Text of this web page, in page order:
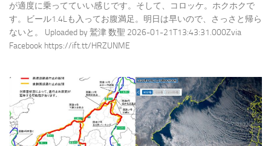
が適度に乗ってていい感じです。そして、コロッケ。ホクホクで
す。ビール1.4Lも入ってお腹満足。明日は早いので、さっさと帰ら
ないと。 Uploaded by 鷲津 数聖 2026-01-21T13:43:31.000Zvia
Facebook https://ift.tt/HRZUNME